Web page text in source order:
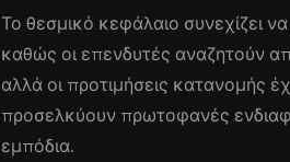
Το θεσμικό κεφάλαιο συνεχίζει
καθώς οι επενδυτές αναζητούν
αλλά οι προτιμήσεις κατανομής
προσελκύουν πρωτοφανές
εμπόδια.